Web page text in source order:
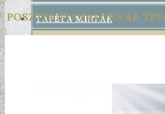
TAPÉTA MINTÁK
POSZTER FIATALOKNAK